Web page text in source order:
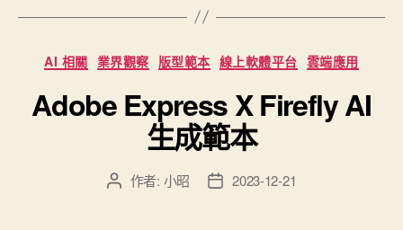
台
再
加
入
文
字
特
分
類
AI 相關 業界觀察 版型範本 線上軟體平台 雲端應用
Adobe Express X Firefly AI
生成範本
文 作者: 小昭
文 2023-12-21